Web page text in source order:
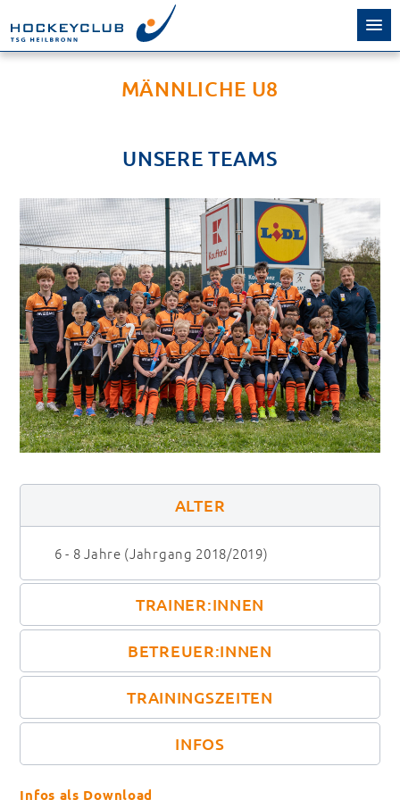
MÄNNLICHE U8
UNSERE TEAMS
ALTER
6 - 8 Jahre (Jahrgang 2018/2019)
TRAINER:INNEN
BETREUER:INNEN
TRAININGSZEITEN
INFOS
Infos als Download